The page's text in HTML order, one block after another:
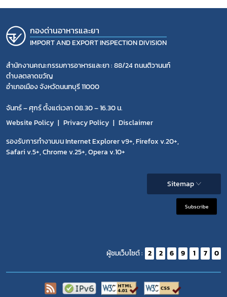
กองด่านอาหารและยา
IMPORT AND EXPORT INSPECTION DIVISION
สำนักงานคณะกรรมการอาหารและยา : 88/24 ถนนติวานนท์
ตำบลตลาดขวัญ
อำเภอเมือง จังหวัดนนทบุรี 11000
จันทร์ – ศุกร์ ตั้งแต่เวลา 08.30 – 16.30 น.
Website Policy
Privacy Policy
Disclaimer
รองรับการทำงานบน Internet Explorer v9+, Firefox v.20+,
Safari v.5+, Chrome v.25+, Opera v.10+
Sitemap
Subscribe
ผู้ชมเว็บไซต์ : 2 2 6 9 1 7 0